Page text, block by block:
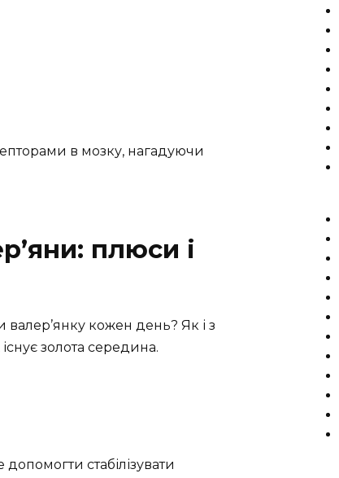
в мозку, нагадуючи
плюси і
кожен день? Як і з
золота середина.
стабілізувати